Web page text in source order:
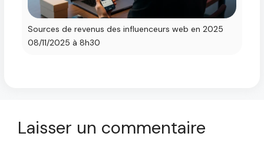
Sources de revenus des influenceurs web en 2025
08/11/2025 à 8h30
Laisser un commentaire